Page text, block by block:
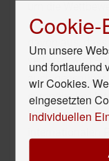
Aussichten
davon aus,
verlieren wird –
auch
europäische
Hintertreffen
"Europe's
Cookie-
Um unsere
und fortlaufend
wir Cookies.
eingesetzten
individuellen